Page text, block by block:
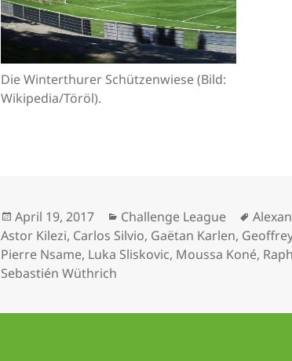
Die Winterthurer Schützenwiese (Bild:
Wikipedia/Töröl).
Veröffentlicht
am
April 19, 2017 Kategorien
Challenge League
Astor Kilezi, Carlos Silvio, Gaëtan Karlen,
Pierre Nsame, Luka Sliskovic, Moussa Koné,
Sebastién Wüthrich